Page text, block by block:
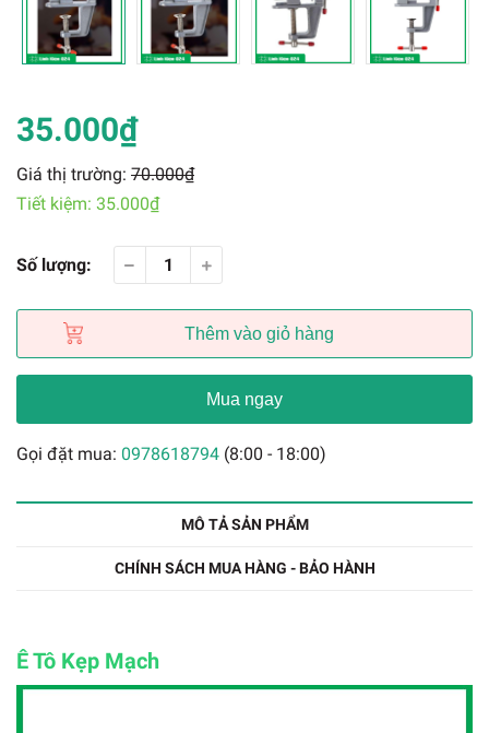
35.000₫
Giá thị trường: 70.000₫
Tiết kiệm: 35.000₫
Số lượng:
Thêm vào giỏ hàng
Mua ngay
Gọi đặt mua: 0978618794 (8:00 - 18:00)
MÔ TẢ SẢN PHẨM
CHÍNH SÁCH MUA HÀNG - BẢO HÀNH
Ê Tô Kẹp Mạch